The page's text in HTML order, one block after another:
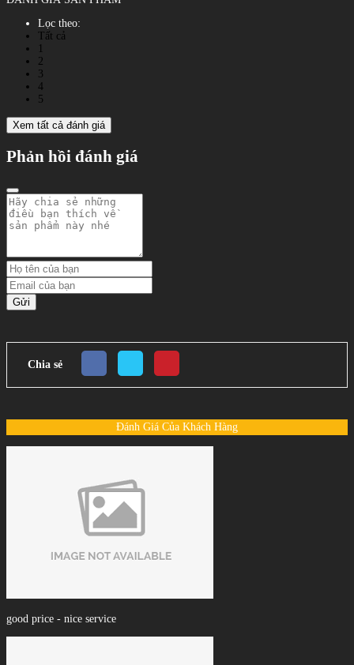
Lọc theo:
Tất cả
2
3
4
5
Xem tất cả đánh giá
Phản hồi đánh giá
Gửi
Chia sẻ
Đánh Giá Của Khách Hàng
good price - nice service